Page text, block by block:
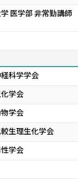
医学部 非常勤講師
科学学会
学会
学会
生理生化学会
学会